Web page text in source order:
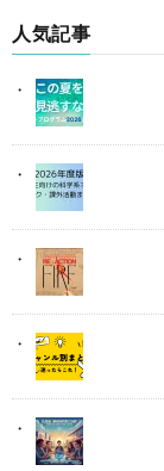
人気記事